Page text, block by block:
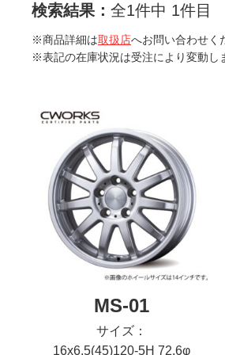
検索結果： 全1件中 1件目
※商品詳細は取扱店へお問い合わせく
※表記の在庫状況は受注により変動し
MS-01
サイズ：
16x6.5(45)120-5H 72.6φ